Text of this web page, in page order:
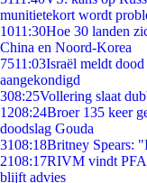
munitietekort wordt
1011:30Hoe 30 landen
China en Noord-Korea
7511:03Israël meldt
aangekondigd
308:25Vollering slaat
1208:24Broer 135 keer
doodslag Gouda
3108:18Britney Spears:
2108:17RIVM vindt
blijft advies